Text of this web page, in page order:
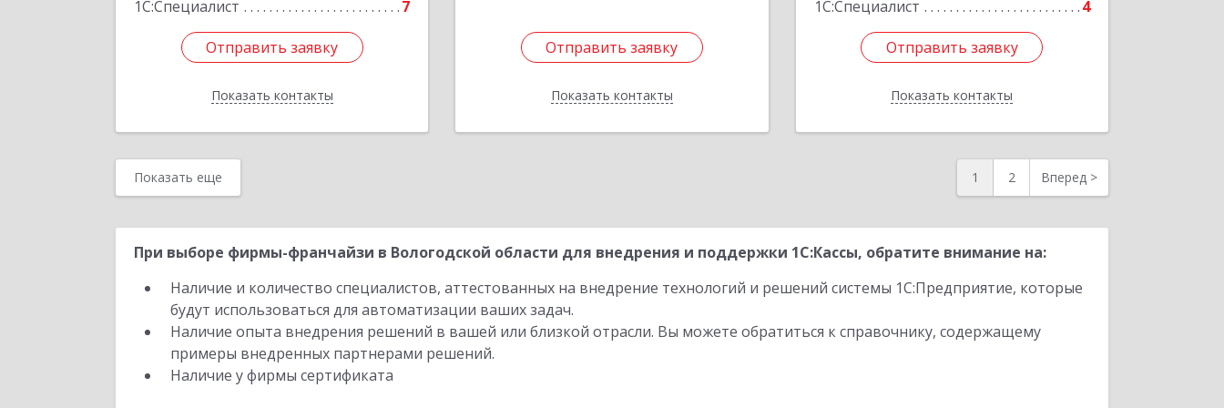
1С:Специалист
7
Отправить заявку
Показать контакты
Отправить заявку
Назад
Отправить заявку
Показать контакты
Отправить заявку
Назад
1С:Специалист
4
Отправить заявку
Показать контакты
Отправить заявку
Назад
Показать еще 1 2 Вперед >
При выборе фирмы-франчайзи в Вологодской области для внедрения и поддержки 1С:Кассы, обратите внимание на:
Наличие и количество специалистов, аттестованных на внедрение технологий и решений системы 1С:Предприятие, которые
будут использоваться для автоматизации ваших задач.
Наличие опыта внедрения решений в вашей или близкой отрасли. Вы можете обратиться к справочнику, содержащему
примеры внедренных партнерами решений.
Наличие у фирмы сертификата